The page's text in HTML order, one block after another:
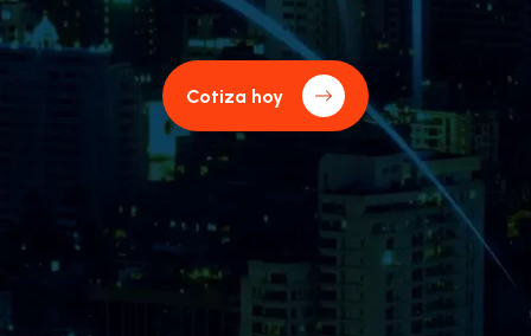
Cotiza hoy